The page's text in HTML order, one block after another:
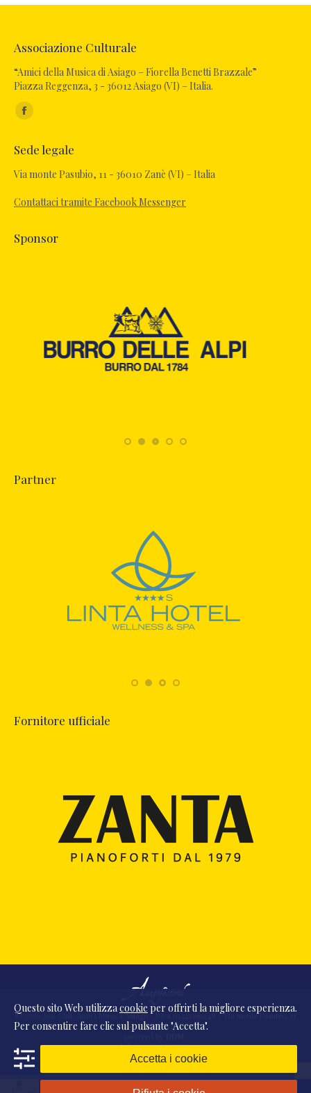
Associazione Culturale
“Amici della Musica di Asiago – Fiorella Benetti Brazzale”
Piazza Reggenza, 3 - 36012 Asiago (VI) – Italia.
Ci puoi trovare su:
Sede legale
Via monte Pasubio, 11 - 36010 Zanè (VI) – Italia
Contattaci tramite Facebook Messenger
Sponsor
Partner
Fornitore ufficiale
© 2026 Ass. Cult. Amici Musica Asiago - P.Iva 02342390248 - Via monte Pasubio, 11
- 36010 Zanè (VI) Italia
webdesignDAAMSTUDIO
Questo sito Web utilizzacookie per offrirti la migliore esperienza.
Per consentire fare clic sul pulsante "Accetta".
Accetta i cookie